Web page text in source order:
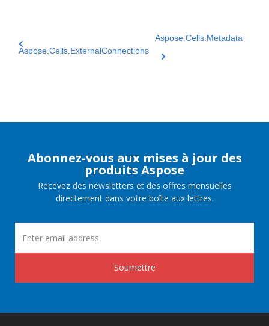
Aspose.Cells.ExternalConnections
Aspose.Cells.Metadata
Abonnez-vous aux mises à jour des
produits Aspose
Recevez des newsletters et des offres mensuelles
directement dans votre boîte aux lettres.
Soumettre